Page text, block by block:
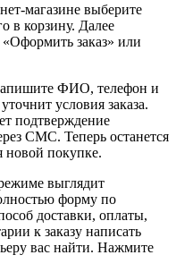
магазине выберите
в корзину. Далее
заказ» или
ФИО, телефон и
условия заказа.
подтверждение
СМС. Теперь останется
новой покупке.
выглядит
форму по
доставки, оплаты,
к заказу написать
вас найти. Нажмите